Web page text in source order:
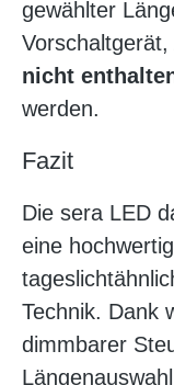
gewählter
nicht
werden.
Fazit
Die sera LED
eine
Technik. Dank
dimmbarer